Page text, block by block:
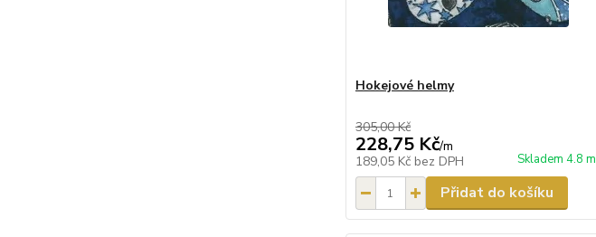
Hokejové helmy
305,00 Kč
228,75 Kč/m
189,05 Kč bez DPH Skladem 4.8 m
Přidat do košíku